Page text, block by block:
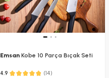
EmsanKobe 10 Parça Bıçak Seti
4.9 (14)